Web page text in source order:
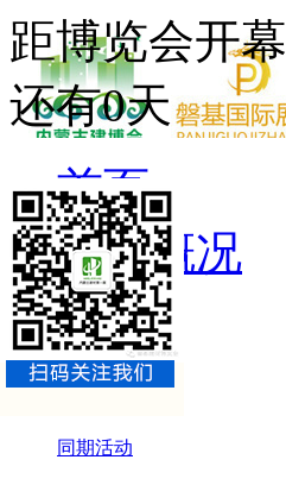
距博览会开幕
还有0天
首页
展会概况
展会介绍
组织机构
同期活动